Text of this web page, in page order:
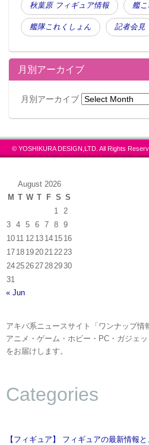
秋葉原 フィギュア情報 艦
艦隊これくしょん 記者会見
月別アーカイブ
月別アーカイブ
© YOSHIKURA DESIGN,LTD. All Rights
August 2026
M T W T F S S
1
2
3
4 5 6 7 8
9
10 11 12 13 14 15 16
17 18 19 20 21 22 23
24 25 26 27 28 2930
31
« Jun
アキバ系ニュースサイト「ワンナップ情
アニメ・ゲーム・ホビー・PC・ガジェ
をお届けします。
Categories
【フィギュア】 フィギュアの最新情報